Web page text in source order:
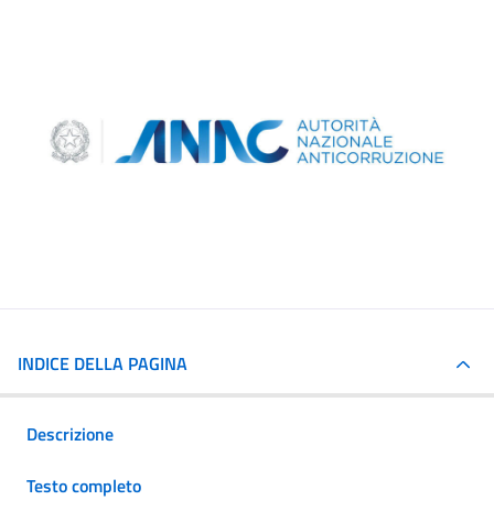
INDICE DELLA PAGINA
Descrizione
Testo completo